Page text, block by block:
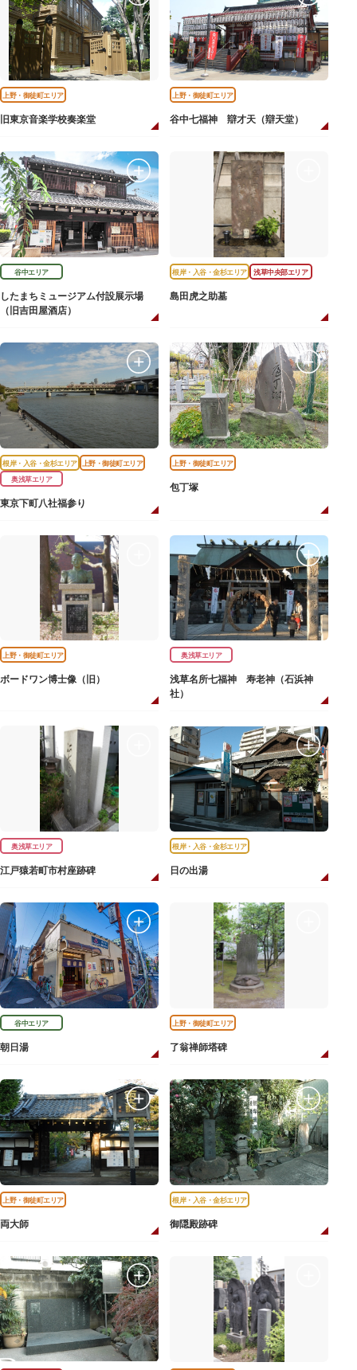
上野・御徒町エリア
旧東京音楽学校奏楽堂
上野・御徒町エリア
谷中七福神 辯才天（辯天堂）
谷中エリア
したまちミュージアム付設展示場
（旧吉田屋酒店）
根岸・入谷・金杉エリア 浅草中央部エリア
島田虎之助墓
根岸・入谷・金杉エリア
上野・御徒町エリア
奥浅草エリア
東京下町八社福参り
上野・御徒町エリア
包丁塚
上野・御徒町エリア
ボードワン博士像（旧）
奥浅草エリア
浅草名所七福神 寿老神（石浜神
社）
奥浅草エリア
江戸猿若町市村座跡碑
根岸・入谷・金杉エリア
日の出湯
谷中エリア
朝日湯
上野・御徒町エリア
了翁禅師塔碑
上野・御徒町エリア
両大師
根岸・入谷・金杉エリア
御隠殿跡碑